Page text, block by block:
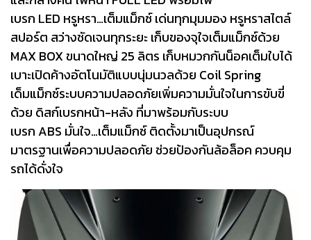
เบรก LED หรูหรา…เต็มแม็กซ์ เด่นทุกมุมมอง หรูหราสไตล์
สปอร์ต สว่างชัดเจนทุกระยะ เก็บของจุใจเต็มแม็กซ์ด้วย
MAX BOX ขนาดใหญ่ 25 ลิตร เก็บหมวกกันน็อคเต็มใบได้
เบาะเปิดค้างอัตโนมัติแบบนุ่มนวลด้วย Coil Spring
เด็มแม็กซ์ระบบความปลอดภัยเพิ่มความมั่นใจในการขับขี่
ด้วย ดิสก์เบรกหน้า-หลัง ที่มาพร้อมกับระบบ
เบรก ABS มั่นใจ…เต็มแม็กซ์ ติดตั้งมาเป็นอุปกรณ์
มาตรฐานเพื่อความปลอดภัย ช่วยป้องกันล้อล็อค ควบคุม
รถได้ดั่งใจ